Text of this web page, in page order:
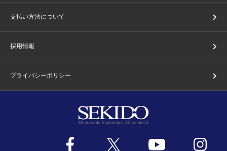
支払い方法について
採用情報
プライバシーポリシー